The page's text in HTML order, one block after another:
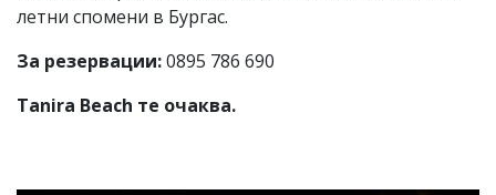
летни спомени в Бургас.
За резервации:0895 786 690
Tanira Beach те очаква.